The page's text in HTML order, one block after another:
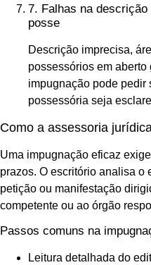
7. Falhas na
posse
Descrição imprecisa,
possessórios em
impugnação pode pedir
possessória seja
Como a assessoria
Uma impugnação eficaz
prazos. O escritório analisa o
petição ou manifestação
competente ou ao órgão
Passos comuns na
Leitura detalhada do